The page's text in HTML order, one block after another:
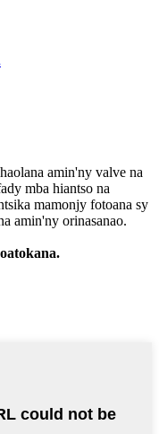
amin'ny valve na
mba hiantso na
mamonjy fotoana sy
amin'ny orinasanao.